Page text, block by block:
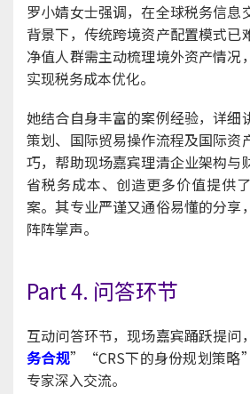
罗小婧女士强调，在全球税务信息
背景下，传统跨境资产配置模式已
净值人群需主动梳理境外资产情况
实现税务成本优化。
她结合自身丰富的案例经验，详细
策划、国际贸易操作流程及国际资
巧，帮助现场嘉宾理清企业架构与
省税务成本、创造更多价值提供
案。其专业严谨又通俗易懂的分享
阵阵掌声。
Part 4. 问答环节
互动问答环节，现场嘉宾踊跃提
务合规”“CRS下的身份规划策略
专家深入交流。